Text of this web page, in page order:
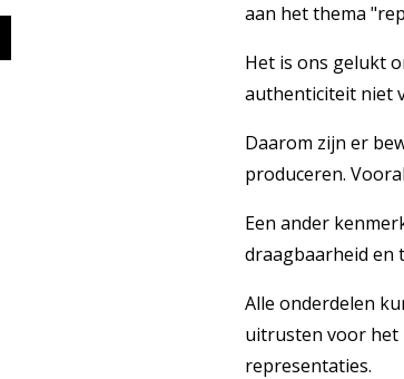
aan het thema
Het is ons gelukt
authenticiteit niet
Daarom zijn er
produceren.
Een ander
draagbaarheid en
Alle onderdelen
uitrusten voor het
representaties.